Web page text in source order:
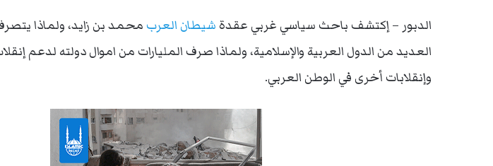
الدبور – إكتشف باحث سياسي غربي عقدة شيطان العرب محمد بن زايد، ولماذا
العديد من الدول العربية والإسلامية، ولماذا صرف المليارات من اموال دولته لدعم
وإنقلابات أخرى في الوطن العربي.